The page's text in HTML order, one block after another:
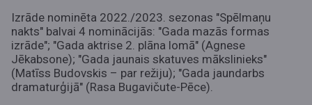
Izrāde nominēta 2022./2023. sezonas "Spēlmaņu
nakts" balvai 4 nominācijās: "Gada mazās formas
izrāde"; "Gada aktrise 2. plāna lomā" (Agnese
Jēkabsone); "Gada jaunais skatuves mākslinieks"
(Matīss Budovskis – par režiju); "Gada jaundarbs
dramaturģijā" (Rasa Bugavičute-Pēce).